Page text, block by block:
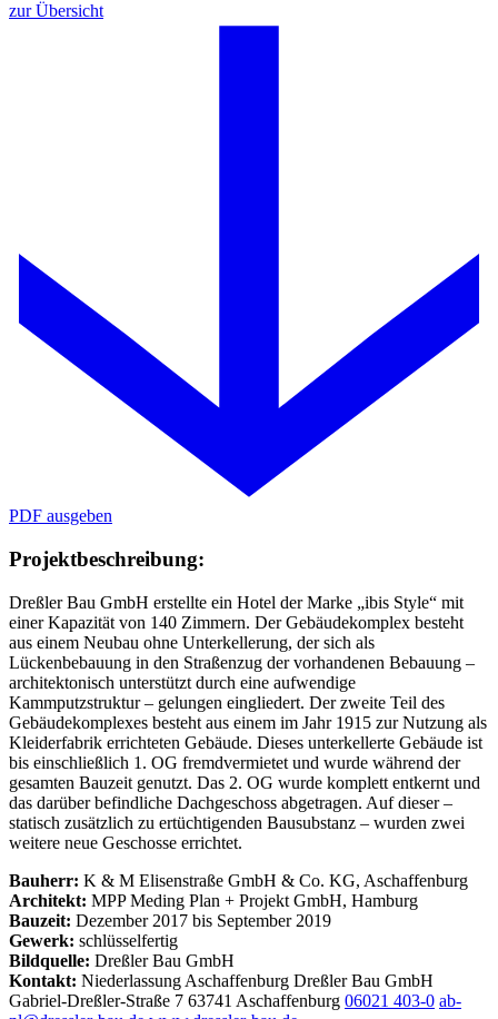
zur Übersicht
PDF ausgeben
Projektbeschreibung:
Dreßler Bau GmbH erstellte ein Hotel der Marke „ibis Style“ mit
einer Kapazität von 140 Zimmern. Der Gebäudekomplex besteht
aus einem Neubau ohne Unterkellerung, der sich als
Lückenbebauung in den Straßenzug der vorhandenen Bebauung –
architektonisch unterstützt durch eine aufwendige
Kammputzstruktur – gelungen eingliedert. Der zweite Teil des
Gebäudekomplexes besteht aus einem im Jahr 1915 zur Nutzung als
Kleiderfabrik errichteten Gebäude. Dieses unterkellerte Gebäude ist
bis einschließlich 1. OG fremdvermietet und wurde während der
gesamten Bauzeit genutzt. Das 2. OG wurde komplett entkernt und
das darüber befindliche Dachgeschoss abgetragen. Auf dieser –
statisch zusätzlich zu ertüchtigenden Bausubstanz – wurden zwei
weitere neue Geschosse errichtet.
Bauherr: K & M Elisenstraße GmbH & Co. KG, Aschaffenburg
Architekt: MPP Meding Plan + Projekt GmbH, Hamburg
Bauzeit: Dezember 2017 bis September 2019
Gewerk: schlüsselfertig
Bildquelle: Dreßler Bau GmbH
Kontakt: Niederlassung Aschaffenburg Dreßler Bau GmbH
Gabriel-Dreßler-Straße 7 63741 Aschaffenburg 06021 403-0 ab-